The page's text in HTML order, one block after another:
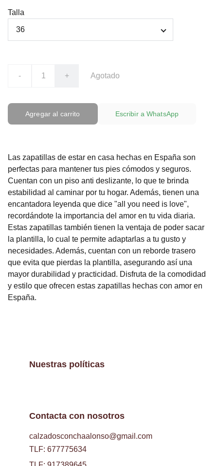
Talla
- + Agotado
Agregar al carrito Escribir a WhatsApp
Las zapatillas de estar en casa hechas en España son
perfectas para mantener tus pies cómodos y seguros.
Cuentan con un piso anti deslizante, lo que te brinda
estabilidad al caminar por tu hogar. Además, tienen una
encantadora leyenda que dice "all you need is love",
recordándote la importancia del amor en tu vida diaria.
Estas zapatillas también tienen la ventaja de poder sacar
la plantilla, lo cual te permite adaptarlas a tu gusto y
necesidades. Además, cuentan con un reborde trasero
que evita que pierdas la plantilla, asegurando así una
mayor durabilidad y practicidad. Disfruta de la comodidad
y estilo que ofrecen estas zapatillas hechas con amor en
España.
Contacta con nosotros
calzadosconchaalonso@gmail.com
Nuestras políticas
TLF: 677775634